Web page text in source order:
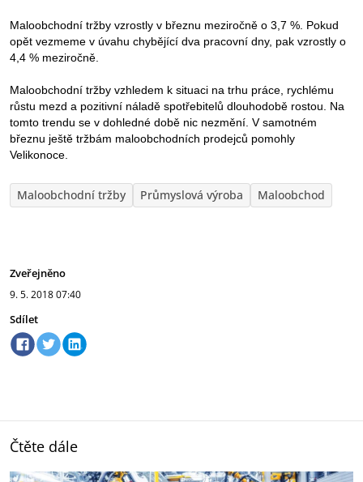
Maloobchodní tržby vzrostly v březnu meziročně o 3,7 %. Pokud
opět vezmeme v úvahu chybějící dva pracovní dny, pak vzrostly o
4,4 % meziročně.
Maloobchodní tržby vzhledem k situaci na trhu práce, rychlému
růstu mezd a pozitivní náladě spotřebitelů dlouhodobě rostou. Na
tomto trendu se v dohledné době nic nezmění. V samotném
březnu ještě tržbám maloobchodních prodejců pomohly
Velikonoce.
Maloobchodní tržby Průmyslová výroba Maloobchod
Zveřejněno
9. 5. 201807:40
Sdílet
Čtěte dále